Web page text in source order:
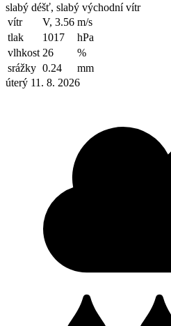
slabý déšť, slabý východní vítr
vítr
V, 3.56 m/s
tlak
1017
hPa
vlhkost 26
%
srážky 0.24
mm
úterý 11. 8. 2026